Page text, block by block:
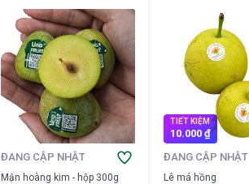
ĐANG CẬP NHẬT
Mận hoàng kim - hộp 300g
TIẾT KIỆM
10.000 ₫
ĐANG CẬP NHẬT
Lê má hồng